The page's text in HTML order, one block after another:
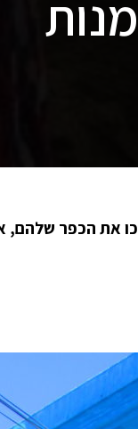
את הכפר